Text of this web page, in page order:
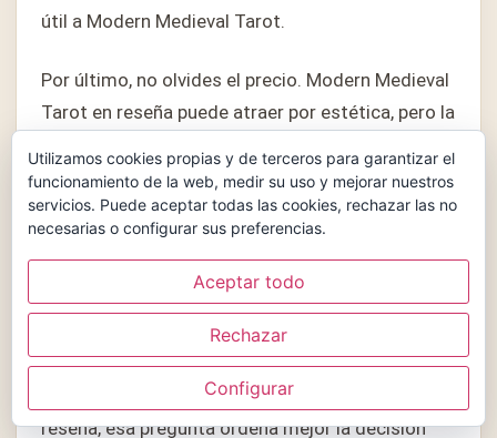
útil a Modern Medieval Tarot.
Por último, no olvides el precio. Modern Medieval
Tarot en reseña puede atraer por estética, pero la
estado, el idioma y la disponibilidad acompañan.
Si alguno de esos puntos falla, conviene esperar
o comparar Modern Medieval Tarot con
alternativas cercanas.
Si después de comparar todavía dudas, vuelve al
uso principal: lectura diaria, aprendizaje,
colección o regalo. En Modern Medieval Tarot en
reseña, esa pregunta ordena mejor la decisión
Utilizamos cookies propias y de terceros para garantizar el
funcionamiento de la web, medir su uso y mejorar nuestros
servicios. Puede aceptar todas las cookies, rechazar las no
necesarias o configurar sus preferencias.
Aceptar todo
Rechazar
Configurar